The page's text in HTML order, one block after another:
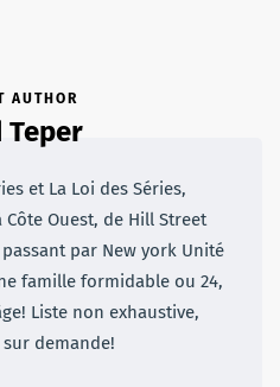
AUTHOR
Teper
et La Loi des Séries,
Ouest, de Hill Street
par New york Unité
famille formidable ou 24,
Liste non exhaustive,
demande!